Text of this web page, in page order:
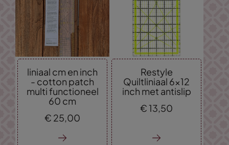
liniaal cm en inch
- cotton patch
multi functioneel
60 cm
€ 25, 00
Restyle
Quiltliniaal 6x12
inch met antislip
€13, 50